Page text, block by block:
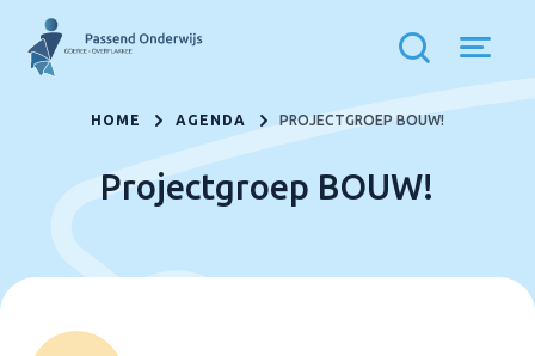
HOME AGENDA PROJECTGROEP BOUW!
Projectgroep BOUW!